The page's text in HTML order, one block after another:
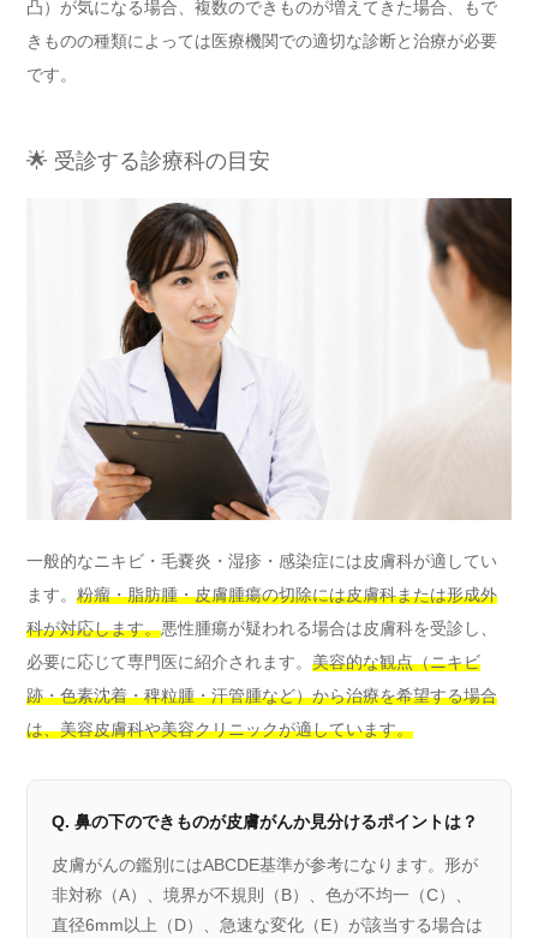
凸）が気になる場合、複数のできものが増えてきた場合、もで
きものの種類によっては医療機関での適切な診断と治療が必要
です。
🌟 受診する診療科の目安
一般的なニキビ・毛嚢炎・湿疹・感染症には皮膚科が適してい
ます。 粉瘤・脂肪腫・皮膚腫瘍の切除には皮膚科または形成外
科が対応します。悪性腫瘍が疑われる場合は皮膚科を受診し、
必要に応じて専門医に紹介されます。 美容的な観点（ニキビ
跡・色素沈着・稗粒腫・汗管腫など）から治療を希望する場合
は、美容皮膚科や美容クリニックが適しています。
Q. 鼻の下のできものが皮膚がんか見分けるポイントは？
皮膚がんの鑑別にはABCDE基準が参考になります。形が
非対称（A）、境界が不規則（B）、色が不均一（C）、
直径6mm以上（D）、急速な変化（E）が該当する場合は